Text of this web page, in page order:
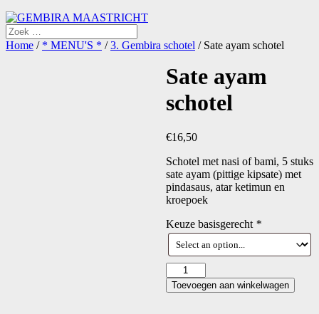
Home / * MENU'S * /3. Gembira schotel / Sate ayam schotel
Sate ayam
schotel
€16,50
Schotel met nasi of bami, 5 stuks
sate ayam (pittige kipsate) met
pindasaus, atar ketimun en
kroepoek
Keuze basisgerecht *
Sate
ayam
schotel
Toevoegen aan winkelwagen